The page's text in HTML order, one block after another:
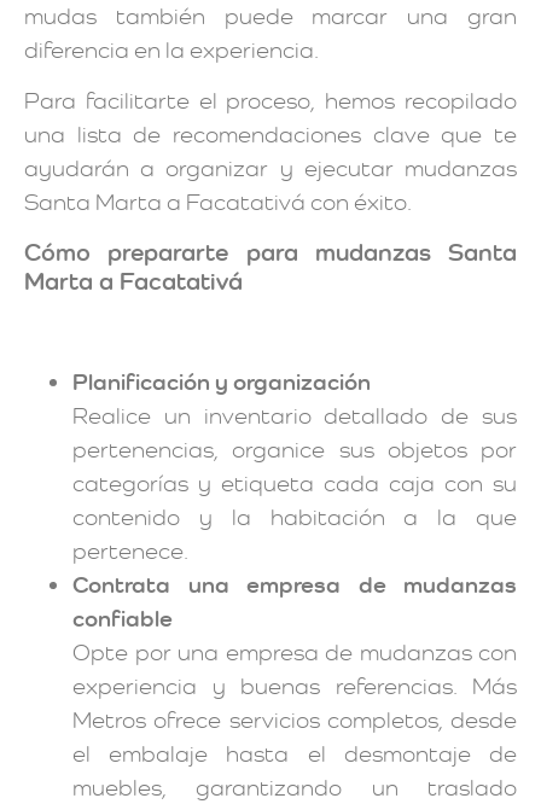
mudas también puede marcar una gran
diferencia en la experiencia.
Para facilitarte el proceso, hemos recopilado
una lista de recomendaciones clave que te
ayudarán a organizar y ejecutar mudanzas
Santa Marta a Facatativá con éxito.
Cómo prepararte para mudanzas Santa
Marta a Facatativá
Planificación y organización
Realice un inventario detallado de sus
pertenencias, organice sus objetos por
categorías y etiqueta cada caja con su
contenido y la habitación a la que
pertenece.
Contrata una empresa de mudanzas
confiable
Opte por una empresa de mudanzas con
experiencia y buenas referencias. Más
Metros ofrece servicios completos, desde
el embalaje hasta el desmontaje de
muebles, garantizando un traslado